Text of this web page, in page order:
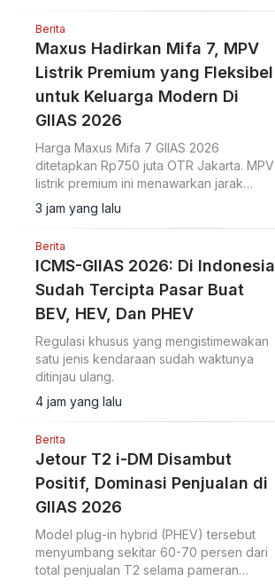
Berita
Maxus Hadirkan Mifa 7, MPV
Listrik Premium yang Fleksibel
untuk Keluarga Modern Di
GIIAS 2026
Harga Maxus Mifa 7 GIIAS 2026
ditetapkan Rp750 juta OTR Jakarta. MPV
listrik premium ini menawarkan jarak
tempuh 570 km dan ADAS Level 2+.
3 jam yang lalu
Berita
ICMS-GIIAS 2026: Di Indonesia
Sudah Tercipta Pasar Buat
BEV, HEV, Dan PHEV
Regulasi khusus yang mengistimewakan
satu jenis kendaraan sudah waktunya
ditinjau ulang.
4 jam yang lalu
Berita
Jetour T2 i-DM Disambut
Positif, Dominasi Penjualan di
GIIAS 2026
Model plug-in hybrid (PHEV) tersebut
menyumbang sekitar 60-70 persen dari
total penjualan T2 selama pameran